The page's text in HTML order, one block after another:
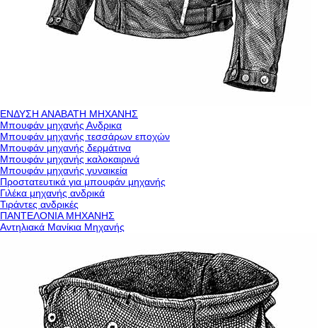
ΕΝΔΥΣΗ ΑΝΑΒΑΤΗ ΜΗΧΑΝΗΣ
Μπουφάν μηχανής Ανδρικα
Μπουφάν μηχανής τεσσάρων εποχών
Μπουφάν μηχανής δερμάτινα
Μπουφάν μηχανής καλοκαιρινά
Μπουφάν μηχανής γυναικεία
Προστατευτικά για μπουφάν μηχανής
Γιλέκα μηχανής ανδρικά
Τιράντες ανδρικές
ΠΑΝΤΕΛΟΝΙΑ ΜΗΧΑΝΗΣ
Αντηλιακά Μανίκια Μηχανής